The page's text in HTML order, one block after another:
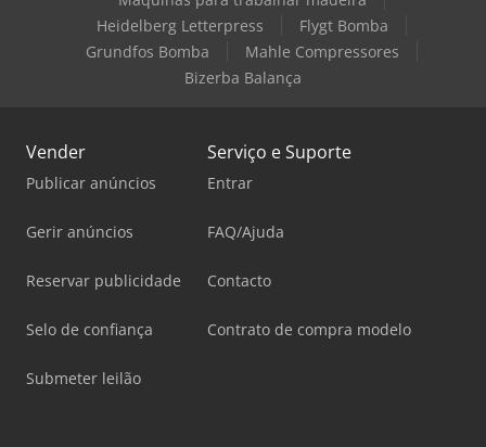
Heidelberg Letterpress
Flygt Bomba
Grundfos Bomba
Mahle Compressores
Bizerba Balança
Vender
Publicar anúncios
Gerir anúncios
Reservar publicidade
Selo de confiança
Submeter leilão
Serviço e Suporte
Entrar
FAQ/Ajuda
Contacto
Contrato de compra modelo